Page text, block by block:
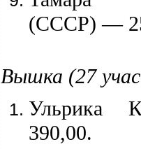
(СССР) —
Вышка (27
Ульрика
390,00.